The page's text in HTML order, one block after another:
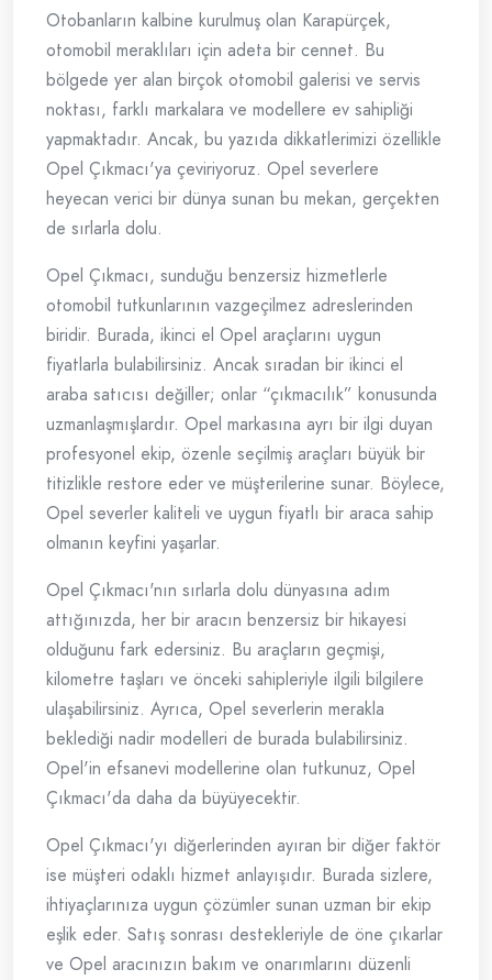
Otobanların kalbine kurulmuş olan Karapürçek,
otomobil meraklıları için adeta bir cennet. Bu
bölgede yer alan birçok otomobil galerisi ve servis
noktası, farklı markalara ve modellere ev sahipliği
yapmaktadır. Ancak, bu yazıda dikkatlerimizi özellikle
Opel Çıkmacı'ya çeviriyoruz. Opel severlere
heyecan verici bir dünya sunan bu mekan, gerçekten
de sırlarla dolu.
Opel Çıkmacı, sunduğu benzersiz hizmetlerle
otomobil tutkunlarının vazgeçilmez adreslerinden
biridir. Burada, ikinci el Opel araçlarını uygun
fiyatlarla bulabilirsiniz. Ancak sıradan bir ikinci el
araba satıcısı değiller; onlar “çıkmacılık” konusunda
uzmanlaşmışlardır. Opel markasına ayrı bir ilgi duyan
profesyonel ekip, özenle seçilmiş araçları büyük bir
titizlikle restore eder ve müşterilerine sunar. Böylece,
Opel severler kaliteli ve uygun fiyatlı bir araca sahip
olmanın keyfini yaşarlar.
Opel Çıkmacı'nın sırlarla dolu dünyasına adım
attığınızda, her bir aracın benzersiz bir hikayesi
olduğunu fark edersiniz. Bu araçların geçmişi,
kilometre taşları ve önceki sahipleriyle ilgili bilgilere
ulaşabilirsiniz. Ayrıca, Opel severlerin merakla
beklediği nadir modelleri de burada bulabilirsiniz.
Opel'in efsanevi modellerine olan tutkunuz, Opel
Çıkmacı'da daha da büyüyecektir.
Opel Çıkmacı'yı diğerlerinden ayıran bir diğer faktör
ise müşteri odaklı hizmet anlayışıdır. Burada sizlere,
ihtiyaçlarınıza uygun çözümler sunan uzman bir ekip
eşlik eder. Satış sonrası destekleriyle de öne çıkarlar
ve Opel aracınızın bakım ve onarımlarını düzenli